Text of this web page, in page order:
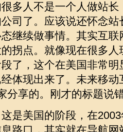
多人不是一个人做站
司了。应该说还怀念
继续做事情。其实互
拐点。就像现在很多
了，这个在美国非常
体现出来了。未来移
分享的。刚才的标题说
美国的阶段，在2003